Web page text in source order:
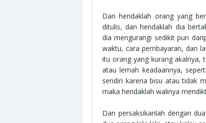
Dan hendaklah orang yang
ditulis, dan hendaklah dia
dia mengurangi sedikit pun
waktu, cara pembayaran, dan
itu orang yang kurang akalnya,
atau lemah keadaannya,
sendiri karena bisu atau tidak
maka hendaklah walinya
Dan persaksikanlah dengan